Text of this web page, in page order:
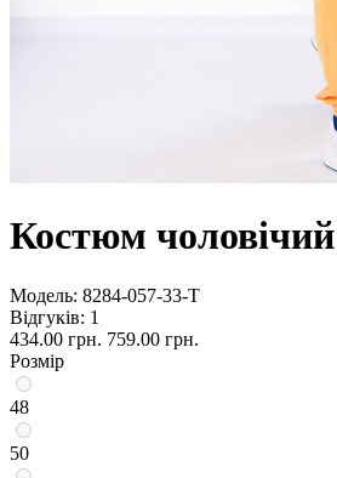
Костюм чоловічий
Модель: 8284-057-33-Т
Відгуків: 1
434.00 грн. 759.00 грн.
Розмір
48
50